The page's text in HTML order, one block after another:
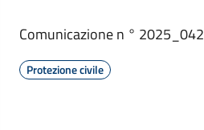
Comunicazione n ° 2025_042
Protezione civile